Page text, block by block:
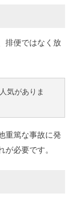
排便ではなく放
気がありま
重篤な事故に発
が必要です。